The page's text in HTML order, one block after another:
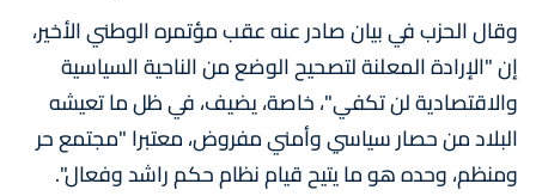
وقال الحزب في بيان صادر عنه عقب مؤتمره الوطني الأخير،
إن "الإرادة المعلنة لتصحيح الوضع من الناحية السياسية
والاقتصادية لن تكفي"، خاصة، يضيف، في ظل ما تعيشه
البلاد من حصار سياسي وأمني مفروض، معتبرا "مجتمع حر
ومنظم، وحده هو ما يتيح قيام نظام حكم راشد وفعال".